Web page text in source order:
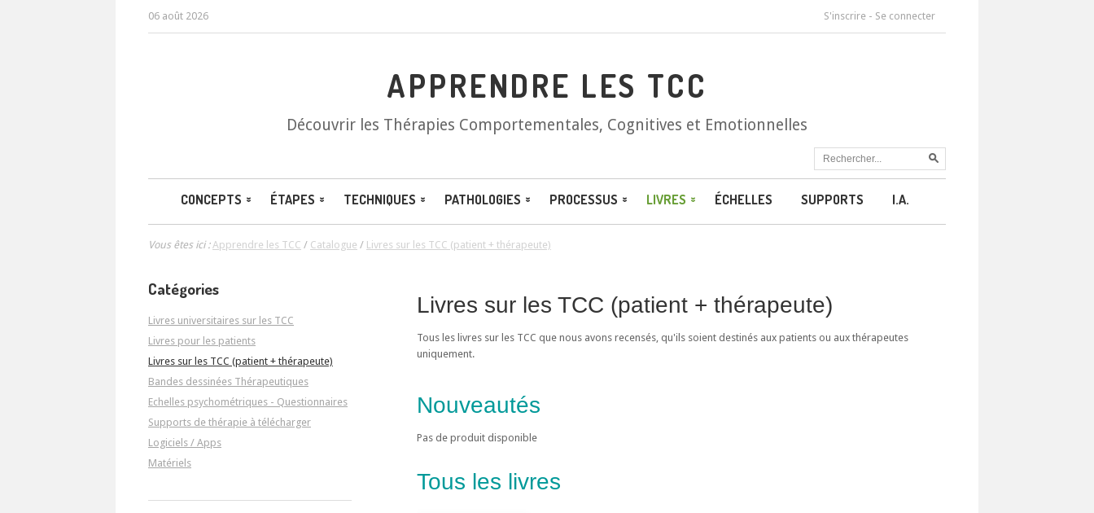
06 août 2026 S'inscrire - Se connecter
APPRENDRE LES TCC
Découvrir les Thérapies Comportementales, Cognitives et Emotionnelles
CONCEPTS ÉTAPES TECHNIQUES PATHOLOGIES PROCESSUS LIVRES ÉCHELLES SUPPORTS I.A.
Vous êtes ici :Apprendre les TCC / Catalogue / Livres sur les TCC (patient + thérapeute)
Livres sur les TCC (patient + thérapeute)
Tous les livres sur les TCC que nous avons recensés, qu'ils soient destinés aux patients ou aux thérapeutes
uniquement.
Nouveautés
Pas de produit disponible
Tous les livres
Catégories
Livres universitaires sur les TCC
Livres pour les patients
Livres sur les TCC (patient + thérapeute)
Bandes dessinées Thérapeutiques
Echelles psychométriques - Questionnaires
Supports de thérapie à télécharger
Logiciels / Apps
Matériels